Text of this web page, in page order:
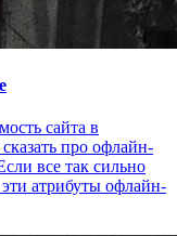
сайта в
про офлайн-
все так сильно
атрибуты офлайн-